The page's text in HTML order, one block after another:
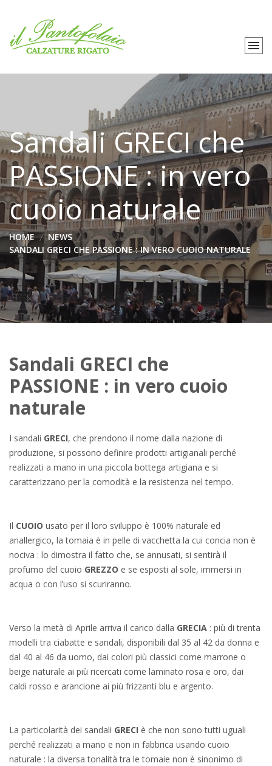
Sandali GRECI che
PASSIONE : in vero
cuoio naturale
HOME
NEWS
SANDALI GRECI CHE PASSIONE : IN VERO CUOIO NATURALE
Sandali GRECI che
PASSIONE : in vero cuoio
naturale
I sandali GRECI, che prendono il nome dalla nazione di
produzione, si possono definire prodotti artigianali perché
realizzati a mano in una piccola bottega artigiana e si
caratterizzano per la comodità e la resistenza nel tempo.
Il CUOIO usato per il loro sviluppo è 100% naturale ed
anallergico, la tomaia è in pelle di vacchetta la cui concia non è
nociva : lo dimostra il fatto che, se annusati, si sentirà il
profumo del cuoio GREZZO e se esposti al sole, immersi in
acqua o con l’uso si scuriranno.
Verso la metà di Aprile arriva il carico dalla GRECIA : più di trenta
modelli tra ciabatte e sandali, disponibili dal 35 al 42 da donna e
dal 40 al 46 da uomo, dai colori più classici come marrone o
beige naturale ai più ricercati come laminato rosa e oro, dai
caldi rosso e arancione ai più frizzanti blu e argento.
La particolarità dei sandali GRECI è che non sono tutti uguali
perché realizzati a mano e non in fabbrica usando cuoio
naturale : la diversa tonalità tra le tomaie non è sinonimo di